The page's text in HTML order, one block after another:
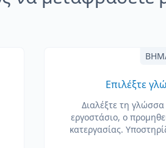
Επιλέξτε
Διαλέξτε τη γλώσσα
εργοστάσιο, ο
κατεργασίας.